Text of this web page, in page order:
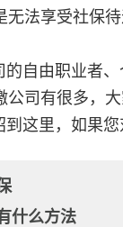
法享受社保
的自由职业者
司有很多，
到这里，如果
什么方法